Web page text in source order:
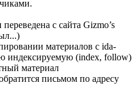
с сайта Gizmo’s
материалов с ida-
индексируемую (index, follow)
материал
письмом по адресу